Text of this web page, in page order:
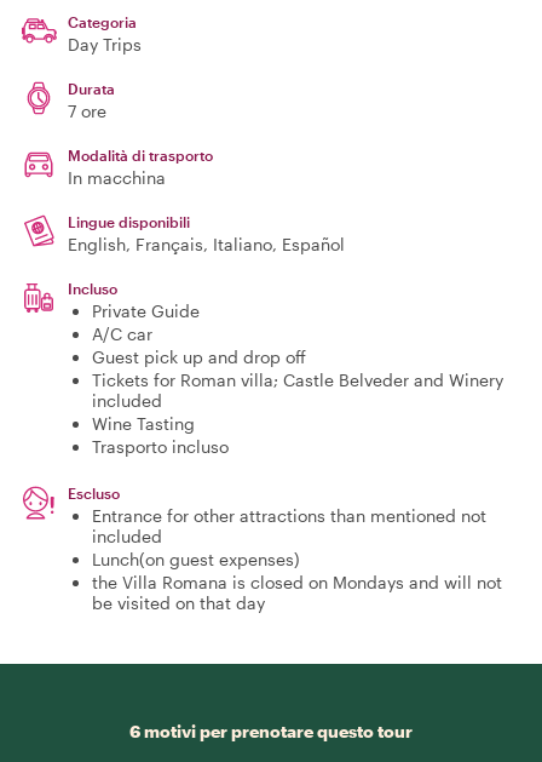
Categoria
Day Trips
Durata
7 ore
Modalità di trasporto
In macchina
Lingue disponibili
English, Français, Italiano, Español
Incluso
Private Guide
A/C car
Guest pick up and drop off
Tickets for Roman villa; Castle Belveder and Winery
included
Wine Tasting
Trasporto incluso
Escluso
Entrance for other attractions than mentioned not
included
Lunch(on guest expenses)
the Villa Romana is closed on Mondays and will not
be visited on that day
6 motivi per prenotare questo tour